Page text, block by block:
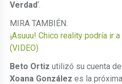
Verdad‘.
MIRA TAMBIÉN:
¡Asuuu! Chico reality podría ir
(VIDEO)
Beto Ortiz utilizó su cuenta
Xoana González es la